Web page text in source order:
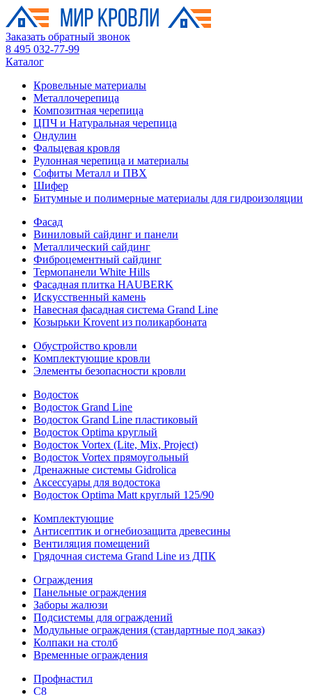
Заказать обратный звонок
8 495 032-77-99
Каталог
Кровельные материалы
Металлочерепица
Композитная черепица
ЦПЧ и Натуральная черепица
Ондулин
Фальцевая кровля
Рулонная черепица и материалы
Софиты Металл и ПВХ
Шифер
Битумные и полимерные материалы для гидроизоляции
Фасад
Виниловый сайдинг и панели
Металлический сайдинг
Фиброцементный сайдинг
Термопанели White Hills
Фасадная плитка HAUBERK
Искусственный камень
Навесная фасадная система Grand Line
Козырьки Krovent из поликарбоната
Обустройство кровли
Комплектующие кровли
Элементы безопасности кровли
Водосток
Водосток Grand Line
Водосток Grand Line пластиковый
Водосток Optima круглый
Водосток Vortex (Lite, Mix, Project)
Водосток Vortex прямоугольный
Дренажные системы Gidrolica
Аксессуары для водостока
Водосток Optima Matt круглый 125/90
Комплектующие
Антисептик и огнебиозащита древесины
Вентиляция помещений
Грядочная система Grand Line из ДПК
Ограждения
Панельные ограждения
Заборы жалюзи
Подсистемы для ограждений
Модульные ограждения (стандартные под заказ)
Колпаки на столб
Временные ограждения
Профнастил
С8